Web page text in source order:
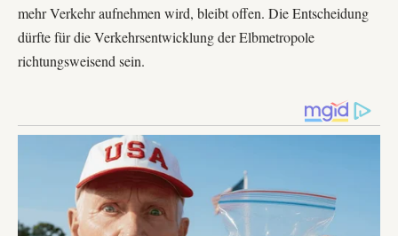
mehr Verkehr aufnehmen wird, bleibt offen. Die Entscheidung
dürfte für die Verkehrsentwicklung der Elbmetropole
richtungsweisend sein.